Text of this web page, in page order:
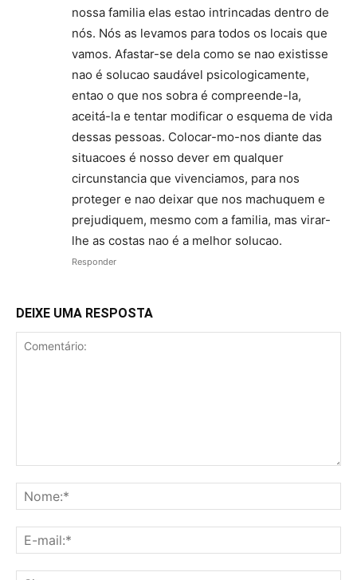
nossa familia elas estao intrincadas dentro de
nós. Nós as levamos para todos os locais que
vamos. Afastar-se dela como se nao existisse
nao é solucao saudável psicologicamente,
entao o que nos sobra é compreende-la,
aceitá-la e tentar modificar o esquema de vida
dessas pessoas. Colocar-mo-nos diante das
situacoes é nosso dever em qualquer
circunstancia que vivenciamos, para nos
proteger e nao deixar que nos machuquem e
prejudiquem, mesmo com a familia, mas virar-
lhe as costas nao é a melhor solucao.
Responder
DEIXE UMA RESPOSTA